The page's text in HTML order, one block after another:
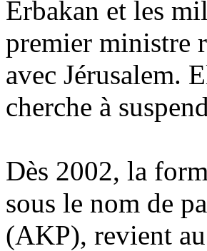
Erbakan et les
premier ministre
avec Jérusalem.
cherche à
Dès 2002, la
sous le nom de
(AKP), revient